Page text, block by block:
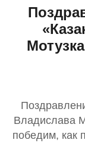
Владислава
победим, как